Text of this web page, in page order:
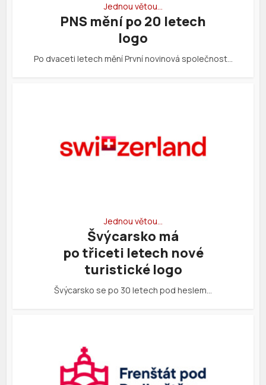
Jednou větou…
PNS mění po 20 letech
logo
Po dvaceti letech mění První novinová společnost…
Jednou větou…
Švýcarsko má
po třiceti letech nové
turistické logo
Švýcarsko se po 30 letech pod heslem…